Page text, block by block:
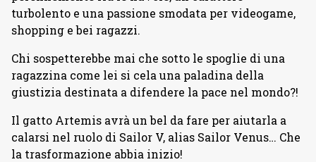
turbolento e una passione smodata per videogame,
shopping e bei ragazzi.
Chi sospetterebbe mai che sotto le spoglie di una
ragazzina come lei si cela una paladina della
giustizia destinata a difendere la pace nel mondo?!
Il gatto Artemis avrà un bel da fare per aiutarla a
calarsi nel ruolo di Sailor V, alias Sailor Venus… Che
la trasformazione abbia inizio!